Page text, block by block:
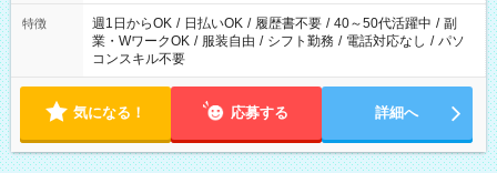
特徴 週1日からOK / 日払いOK / 履歴書不要 / 40～50代活躍中 / 副
業・WワークOK / 服装自由 / シフト勤務 / 電話対応なし / パソ
コンスキル不要
気になる！ 応募する 詳細へ